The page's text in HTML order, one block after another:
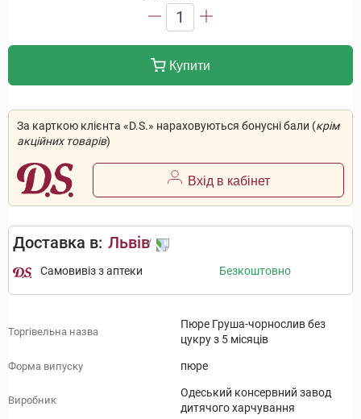
1
Купити
За карткою клієнта «D.S.» нараховуються бонусні бали (крім
акційних товарів)
Вхід в кабінет
Доставка в: Львів
Самовивіз з аптеки Безкоштовно
Торгівельна назва
Пюре Груша-чорнослив без
цукру з 5 місяців
Форма випуску пюре
Виробник
Одеський консервний завод
дитячого харчування